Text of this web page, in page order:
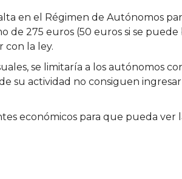
en el Régimen de Autónomos
de 275 euros (50 euros si se
con la ley.
se limitaría a los autónomos
su actividad no consiguen
económicos para que pueda ver